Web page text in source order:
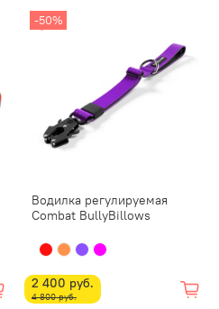
-50%
Водилка регулируемая
Combat BullyBillows
2 400 руб.
4 800 руб.